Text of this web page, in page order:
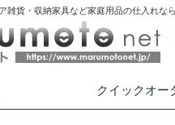
雑貨・収納家具など家庭用品の仕入れな
クイックオー